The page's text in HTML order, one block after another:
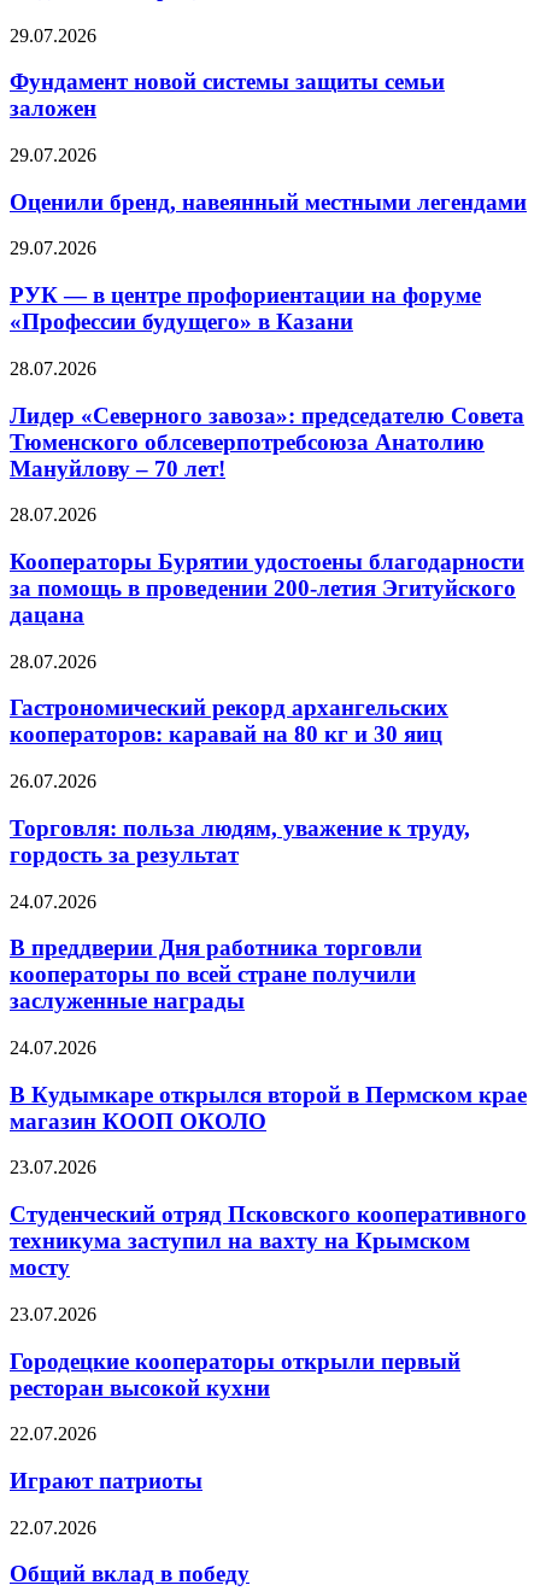
29.07.2026
Фундамент новой системы защиты семьи
заложен
29.07.2026
Оценили бренд, навеянный местными легендами
29.07.2026
РУК — в центре профориентации на форуме
«Профессии будущего» в Казани
28.07.2026
Лидер «Северного завоза»: председателю Совета
Тюменского облсеверпотребсоюза Анатолию
Мануйлову – 70 лет!
28.07.2026
Кооператоры Бурятии удостоены благодарности
за помощь в проведении 200-летия Эгитуйского
дацана
28.07.2026
Гастрономический рекорд архангельских
кооператоров: каравай на 80 кг и 30 яиц
26.07.2026
Торговля: польза людям, уважение к труду,
гордость за результат
24.07.2026
В преддверии Дня работника торговли
кооператоры по всей стране получили
заслуженные награды
24.07.2026
В Кудымкаре открылся второй в Пермском крае
магазин КООП ОКОЛО
23.07.2026
Студенческий отряд Псковского кооперативного
техникума заступил на вахту на Крымском
мосту
23.07.2026
Городецкие кооператоры открыли первый
ресторан высокой кухни
22.07.2026
Играют патриоты
22.07.2026
Общий вклад в победу